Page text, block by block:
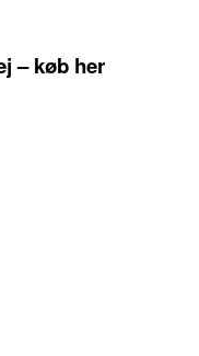
– køb her